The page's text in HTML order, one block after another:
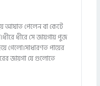
আঘাত পেলেন বা কেটে
ধীরে সে জায়গায় পুজ
গেলো।সাধারণত পায়ের
জায়গা যে গুলোতে